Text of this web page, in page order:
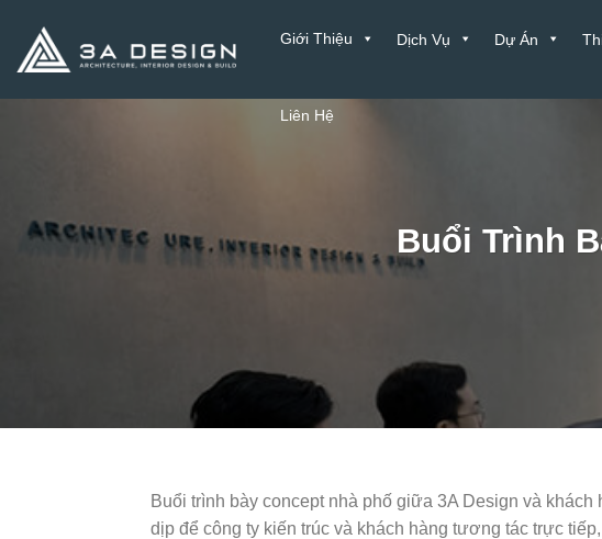
nội
dung
Giới Thiệu Dịch Vụ Dự Án
Liên Hệ
Buổi Trình
Buổi trình bày concept nhà phố giữa 3A Design và
dịp để công ty kiến trúc và khách hàng tương tác trực